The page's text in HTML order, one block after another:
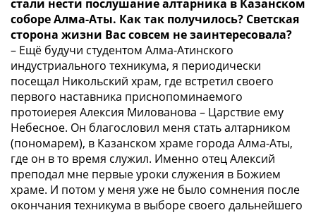
стали нести послушание алтарника в Казанском
соборе Алма-Аты. Как так получилось? Светская
сторона жизни Вас совсем не заинтересовала?
– Ещё будучи студентом Алма-Атинского
индустриального техникума, я периодически
посещал Никольский храм, где встретил своего
первого наставника приснопоминаемого
протоиерея Алексия Милованова – Царствие ему
Небесное. Он благословил меня стать алтарником
(пономарем), в Казанском храме города Алма-Аты,
где он в то время служил. Именно отец Алексий
преподал мне первые уроки служения в Божием
храме. И потом у меня уже не было сомнения после
окончания техникума в выборе своего дальнейшего